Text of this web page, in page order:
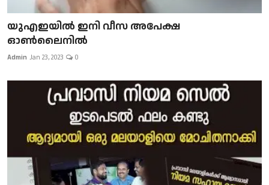
യുഎഇയിൽ ഇനി വീസ അപേക്ഷ
ഓൺലൈനിൽ
Admin Jan 23, 2023 0